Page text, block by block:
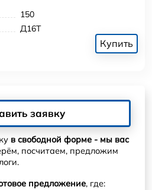
150
Д16Т
Купить
заявку
в свободной форме - мы вас
посчитаем, предложим
предложение, где: